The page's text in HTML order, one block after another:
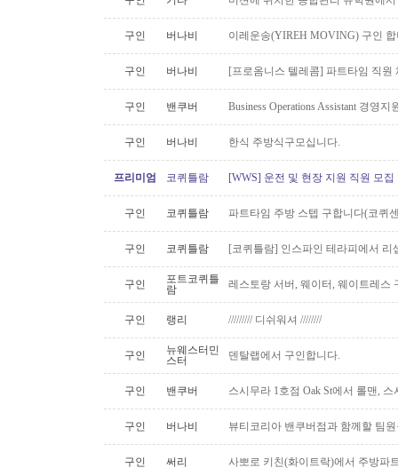
구인 버나비 이레운송(YIREH MOVING) 구인
구인 버나비 [프로옴니스 텔레콤] 파트타임 직원
구인 밴쿠버 Business Operations Assistant 경영
구인 버나비 한식 주방식구모십니다.
프리미엄 코퀴틀람 [WWS] 운전 및 현장 지원 직원 모집
구인 코퀴틀람 파트타임 주방 스텝 구합니다(코퀴
구인 코퀴틀람 [코퀴틀람] 인스파인 테라피에서 리
구인
포트코퀴틀
람
레스토랑 서버, 웨이터, 웨이트레스
구인 랭리 ///////// 디쉬워셔 ////////
구인
뉴웨스터민
스터
덴탈랩에서 구인합니다.
구인 밴쿠버 스시무라 1호점 Oak St에서 롤맨,
구인 버나비 뷰티코리아 밴쿠버점과 함께할 팀
구인 써리 사뽀로 키친(화이트락)에서 주방파